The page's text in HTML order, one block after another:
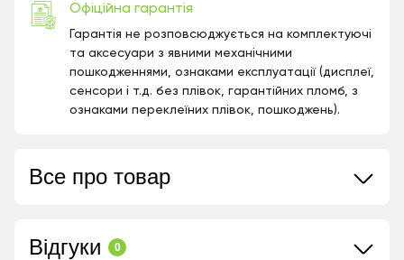
Офіційна гарантія
Гарантія не розповсюджується на комплектуючі
та аксесуари з явними механічними
пошкодженнями, ознаками експлуатації (дисплеї,
сенсори і т.д. без плівок, гарантійних пломб, з
ознаками переклеїних плівок, пошкоджень).
Все про товар
Відгуки 0